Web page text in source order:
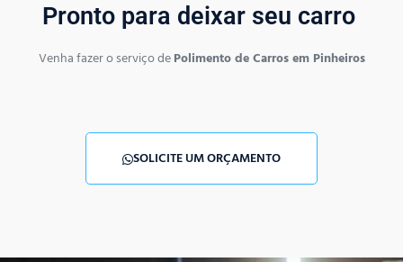
Pronto para deixar seu carro
Venha fazer o serviço dePolimento de Carros em Pinheiros
SOLICITE UM ORÇAMENTO